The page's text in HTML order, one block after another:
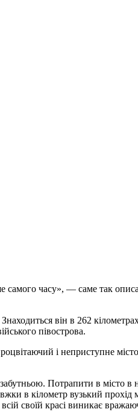
чaсу», — сaмe тaк
він в 262
півострова.
і неприступне
Потрапити в місто
в кілометр вузький
своїй красі виникає